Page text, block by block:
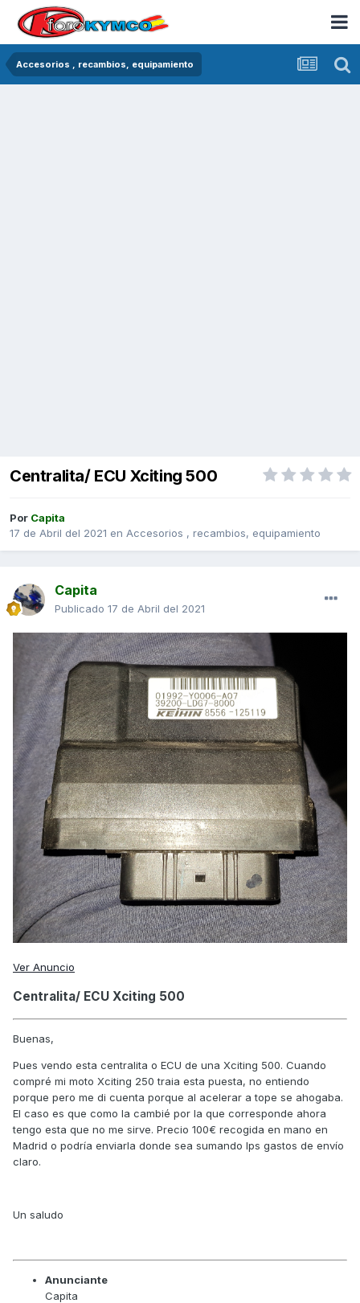
Accesorios , recambios, equipamiento
Centralita/ ECU Xciting 500
Por Capita
17 de Abril del 2021 en Accesorios , recambios, equipamiento
Capita
Publicado 17 de Abril del 2021
Ver Anuncio
Centralita/ ECU Xciting 500
Buenas,
Pues vendo esta centralita o ECU de una Xciting 500. Cuando
compré mi moto Xciting 250 traia esta puesta, no entiendo
porque pero me di cuenta porque al acelerar a tope se ahogaba.
El caso es que como la cambié por la que corresponde ahora
tengo esta que no me sirve. Precio 100€ recogida en mano en
Madrid o podría enviarla donde sea sumando lps gastos de envío
claro.
Un saludo
Anunciante
Capita